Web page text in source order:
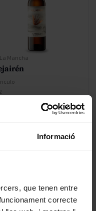
Informació
que tenen entre
correcte
Mancha
Price
€
€